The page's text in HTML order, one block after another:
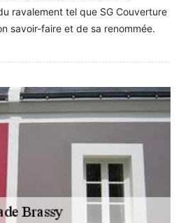
ravalement tel que SG Couverture
savoir-faire et de sa renommée.